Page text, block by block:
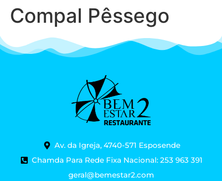
Compal Pêssego
Av. da Igreja, 4740-571 Esposende
Chamda Para Rede Fixa Nacional: 253 963 391
geral@bemestar2.com